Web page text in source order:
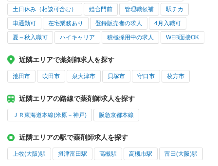
土日休み（相談可含む） 総合門前 管理職候補 駅チカ
車通勤可 在宅業務あり 登録販売者の求人 4月入職可
夏～秋入職可 ハイキャリア 積極採用中の求人 WEB面接OK
近隣エリアで薬剤師求人を探す
池田市 吹田市 泉大津市 貝塚市 守口市 枚方市
近隣エリアの路線で薬剤師求人を探す
ＪＲ東海道本線(米原－神戸) 阪急京都本線
近隣エリアの駅で薬剤師求人を探す
上牧(大阪)駅 摂津富田駅 高槻駅 高槻市駅 富田(大阪)駅